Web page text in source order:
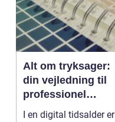
Alt om tryksager:
din vejledning til
professionel
markedsføring
I en digital tidsalder er